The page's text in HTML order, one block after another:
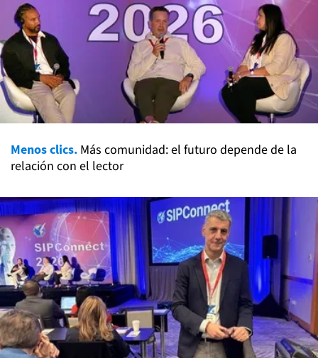
Menos clics. Más comunidad: el futuro depende de la
relación con el lector